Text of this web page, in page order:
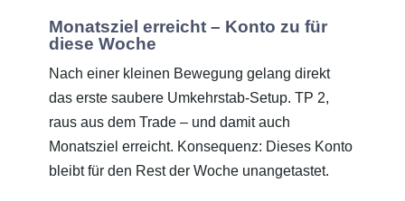
Monatsziel erreicht – Konto zu für
diese Woche
Nach einer kleinen Bewegung gelang direkt
das erste saubere Umkehrstab-Setup. TP 2,
raus aus dem Trade – und damit auch
Monatsziel erreicht. Konsequenz: Dieses Konto
bleibt für den Rest der Woche unangetastet.